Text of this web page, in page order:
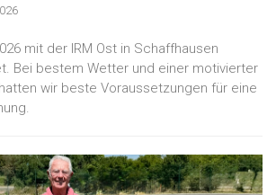
mit der IRM Ost in Schaffhausen
Bei bestem Wetter und einer motivierter
wir beste Voraussetzungen für eine